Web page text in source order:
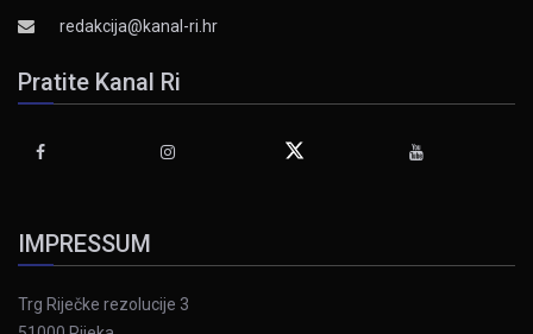
redakcija@kanal-ri.hr
Pratite Kanal Ri
IMPRESSUM
Trg Riječke rezolucije 3